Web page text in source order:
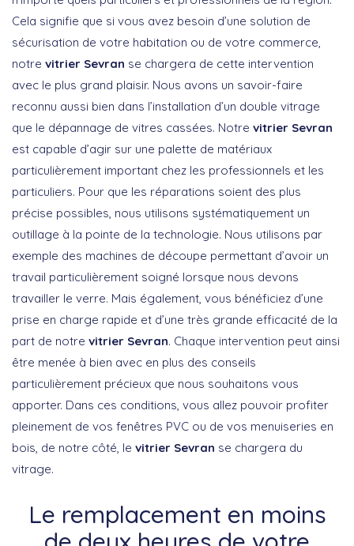
Cela signifie que si vous avez besoin d’une solution de
sécurisation de votre habitation ou de votre commerce,
notre vitrier Sevran se chargera de cette intervention
avec le plus grand plaisir. Nous avons un savoir-faire
reconnu aussi bien dans l’installation d’un double vitrage
que le dépannage de vitres cassées. Notre vitrier Sevran
est capable d’agir sur une palette de matériaux
particulièrement important chez les professionnels et les
particuliers. Pour que les réparations soient des plus
précise possibles, nous utilisons systématiquement un
outillage à la pointe de la technologie. Nous utilisons par
exemple des machines de découpe permettant d’avoir un
travail particulièrement soigné lorsque nous devons
travailler le verre. Mais également, vous bénéficiez d’une
prise en charge rapide et d’une très grande efficacité de la
part de notre vitrier Sevran. Chaque intervention peut ainsi
être menée à bien avec en plus des conseils
particulièrement précieux que nous souhaitons vous
apporter. Dans ces conditions, vous allez pouvoir profiter
pleinement de vos fenêtres PVC ou de vos menuiseries en
bois, de notre côté, le vitrier Sevran se chargera du
vitrage.
Le remplacement en moins